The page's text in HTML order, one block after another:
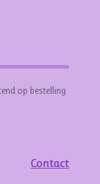
op bestelling
Contact